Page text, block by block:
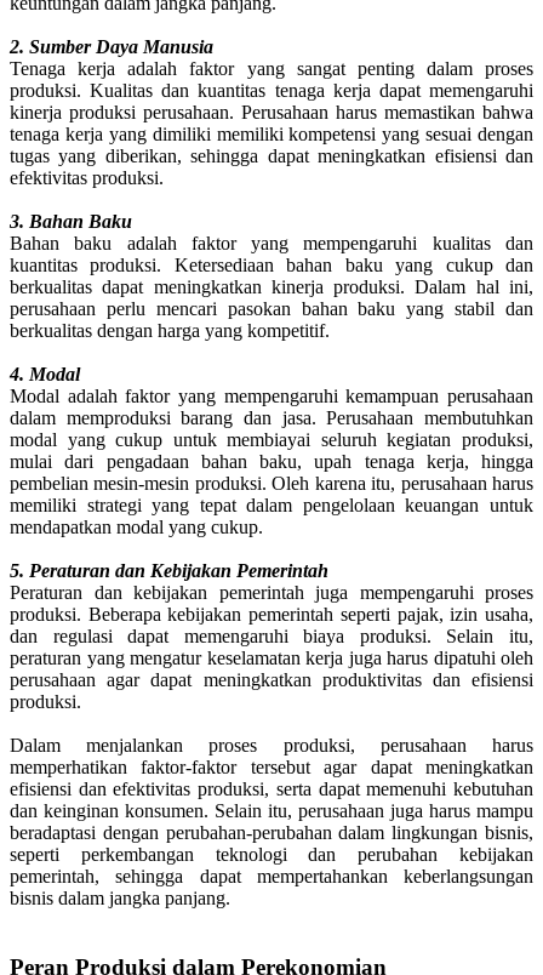
2. Sumber Daya Manusia
Tenaga kerja adalah faktor yang sangat penting dalam proses
produksi. Kualitas dan kuantitas tenaga kerja dapat memengaruhi
kinerja produksi perusahaan. Perusahaan harus memastikan bahwa
tenaga kerja yang dimiliki memiliki kompetensi yang sesuai dengan
tugas yang diberikan, sehingga dapat meningkatkan efisiensi dan
efektivitas produksi.
3. Bahan Baku
Bahan baku adalah faktor yang mempengaruhi kualitas dan
kuantitas produksi. Ketersediaan bahan baku yang cukup dan
berkualitas dapat meningkatkan kinerja produksi. Dalam hal ini,
perusahaan perlu mencari pasokan bahan baku yang stabil dan
berkualitas dengan harga yang kompetitif.
4. Modal
Modal adalah faktor yang mempengaruhi kemampuan perusahaan
dalam memproduksi barang dan jasa. Perusahaan membutuhkan
modal yang cukup untuk membiayai seluruh kegiatan produksi,
mulai dari pengadaan bahan baku, upah tenaga kerja, hingga
pembelian mesin-mesin produksi. Oleh karena itu, perusahaan harus
memiliki strategi yang tepat dalam pengelolaan keuangan untuk
mendapatkan modal yang cukup.
5. Peraturan dan Kebijakan Pemerintah
Peraturan dan kebijakan pemerintah juga mempengaruhi proses
produksi. Beberapa kebijakan pemerintah seperti pajak, izin usaha,
dan regulasi dapat memengaruhi biaya produksi. Selain itu,
peraturan yang mengatur keselamatan kerja juga harus dipatuhi oleh
perusahaan agar dapat meningkatkan produktivitas dan efisiensi
produksi.
Dalam menjalankan proses produksi, perusahaan harus
memperhatikan faktor-faktor tersebut agar dapat meningkatkan
efisiensi dan efektivitas produksi, serta dapat memenuhi kebutuhan
dan keinginan konsumen. Selain itu, perusahaan juga harus mampu
beradaptasi dengan perubahan-perubahan dalam lingkungan bisnis,
seperti perkembangan teknologi dan perubahan kebijakan
pemerintah, sehingga dapat mempertahankan keberlangsungan
bisnis dalam jangka panjang.
Peran Produksi dalam Perekonomian